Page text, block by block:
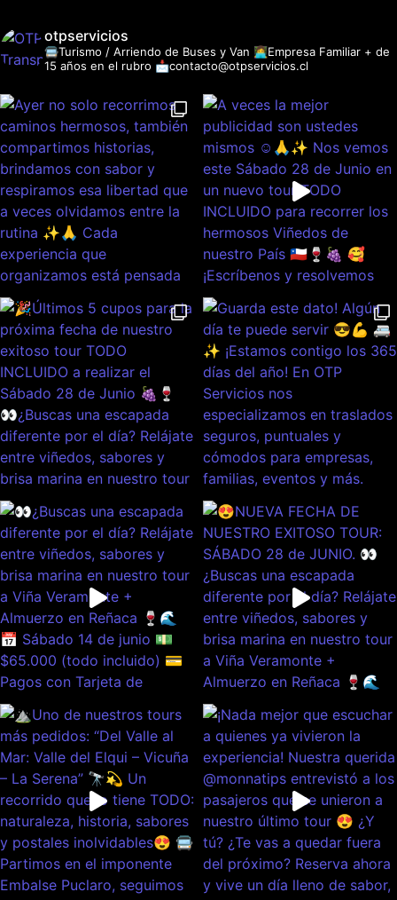
otpservicios
🚍Turismo / Arriendo de Buses y Van 👩‍💻Empresa Familiar + de
15 años en el rubro 📩contacto@otpservicios.cl